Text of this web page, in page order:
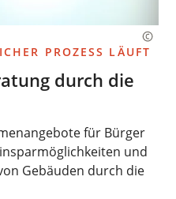
PROZESS LÄUFT
durch die
für Bürger
und
Gebäuden durch die